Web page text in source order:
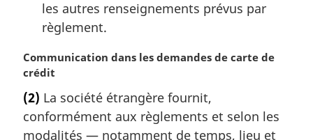
les autres renseignements prévus par
règlement.
N
o
e
m
a
Communication dans les demandes de carte de
crédit
(2) La société étrangère fournit,
conformément aux règlements et selon les
modalités — notamment de temps, lieu et